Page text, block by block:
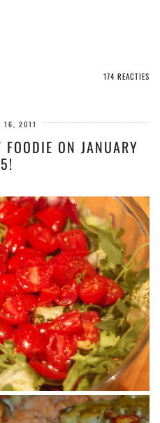
174 REACTIES
16, 2011
ON JANUARY